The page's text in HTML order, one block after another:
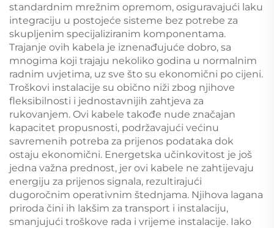
standardnim mrežnim opremom, osiguravajući laku
integraciju u postojeće sisteme bez potrebe za
skupljenim specijaliziranim komponentama.
Trajanje ovih kabela je iznenađujuće dobro, sa
mnogima koji trajaju nekoliko godina u normalnim
radnim uvjetima, uz sve što su ekonomični po cijeni.
Troškovi instalacije su obično niži zbog njihove
fleksibilnosti i jednostavnijih zahtjeva za
rukovanjem. Ovi kabele takođe nude značajan
kapacitet propusnosti, podržavajući većinu
savremenih potreba za prijenos podataka dok
ostaju ekonomični. Energetska učinkovitost je još
jedna važna prednost, jer ovi kabele ne zahtijevaju
energiju za prijenos signala, rezultirajući
dugoročnim operativnim štednjama. Njihova lagana
priroda čini ih lakšim za transport i instalaciju,
smanjujući troškove rada i vrijeme instalacije. Iako